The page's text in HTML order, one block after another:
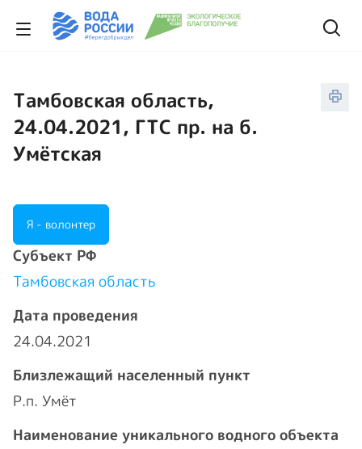
Тамбовская область,
24.04.2021, ГТС пр. на б.
Умётская
Я - волонтер
Cубъект РФ
Тамбовская область
Дата проведения
24.04.2021
Близлежащий населенный пункт
Р.п. Умёт
Наименование уникального водного объекта